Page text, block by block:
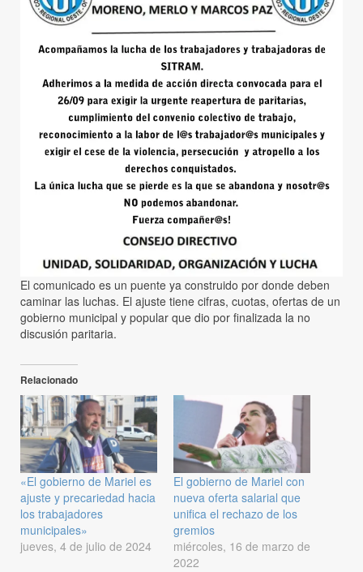
El comunicado es un puente ya construido por donde deben
caminar las luchas. El ajuste tiene cifras, cuotas, ofertas de un
gobierno municipal y popular que dio por finalizada la no
discusión paritaria.
Relacionado
«El gobierno de Mariel es
ajuste y precariedad hacia
los trabajadores
municipales»
jueves, 4 de julio de 2024
El gobierno de Mariel con
nueva oferta salarial que
unifica el rechazo de los
gremios
miércoles, 16 de marzo de
2022